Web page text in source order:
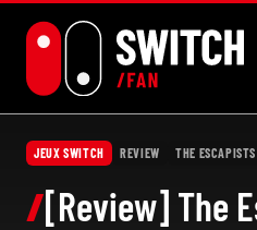
JEUX SWITCH REVIEW THE
[Review] The